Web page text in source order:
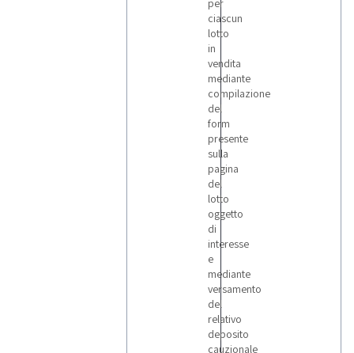
per
ciascun
lotto
in
vendita
mediante
compilazione
del
form
presente
sulla
pagina
del
lotto
oggetto
di
interesse
e
mediante
versamento
del
relativo
deposito
cauzionale